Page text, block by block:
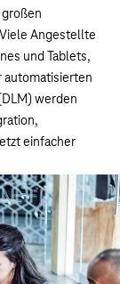
Angestellte
und Tablets,
automatisierten
werden
einfacher